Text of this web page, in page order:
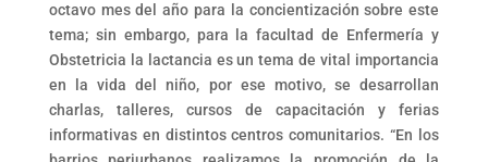
octavo mes del año para la concientización sobre este
tema; sin embargo, para la facultad de Enfermería y
Obstetricia la lactancia es un tema de vital importancia
en la vida del niño, por ese motivo, se desarrollan
charlas, talleres, cursos de capacitación y ferias
informativas en distintos centros comunitarios. “En los